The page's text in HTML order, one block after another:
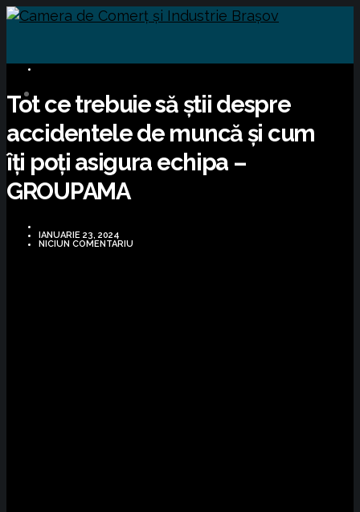
Tot ce trebuie să știi despre
accidentele de muncă și cum
îți poți asigura echipa –
GROUPAMA
IANUARIE 23, 2024
NICIUN COMENTARIU